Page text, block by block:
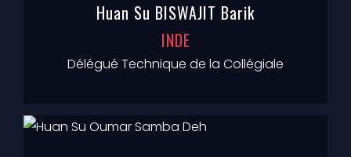
Huan Su BISWAJIT Barik
INDE
Délégué Technique de la Collégiale